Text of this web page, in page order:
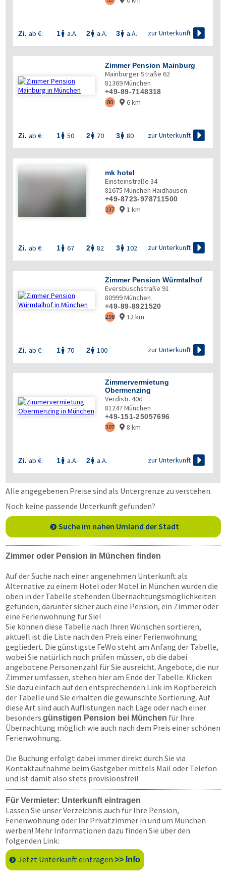
Zi. ab €: 1 a.A. 2 a.A. 3 a.A. zur Unterkunft 
Zimmer Pension Mainburg
Mainburger Straße 62
81369München
+49-89-7148318
80  6 km
Zi. ab €: 1 50 2 70 3 80 zur Unterkunft 
mk hotel
Einsteinstraße 34
81675 München Haidhausen
+49-8723-978711500
137  1 km
Zi. ab €: 1 67 2 82 3 102 zur Unterkunft 
Zimmer Pension Würmtalhof
Eversbuschstraße 91
80999München
+49-89-8921520
298  12 km
Zi. ab €: 1 70 2 100 zur Unterkunft 
Zimmervermietung
Obermenzing
Verdistr. 40d
81247München
+49-151-25057696
307  8 km
Zi. ab €: 1 a.A. 2 a.A. zur Unterkunft 
Alle angegebenen Preise sind als Untergrenze zu verstehen.
Noch keine passende Unterkunft gefunden?
Suche im nahen Umland der Stadt
Zimmer oder Pension in München finden
Auf der Suche nach einer angenehmen Unterkunft als
Alternative zu einem Hotel oder Motel in München wurden die
oben in der Tabelle stehenden Übernachtungsmöglichkeiten
gefunden, darunter sicher auch eine Pension, ein Zimmer oder
eine Ferienwohnung für Sie!
Sie können diese Tabelle nach Ihren Wünschen sortieren,
aktuell ist die Liste nach den Preis einer Ferienwohnung
gegliedert. Die günstigste FeWo steht am Anfang der Tabelle,
wobei Sie natürlich noch prüfen müssen, ob die dabei
angebotene Personenzahl für Sie ausreicht. Angebote, die nur
Zimmer umfassen, stehen hier am Ende der Tabelle. Klicken
Sie dazu einfach auf den entsprechenden Link im Kopfbereich
der Tabelle und Sie erhalten die gewünschte Sortierung. Auf
diese Art sind auch Auflistungen nach Lage oder nach einer
besonders günstigen Pension bei München für Ihre
Übernachtung möglich wie auch nach dem Preis einer schönen
Ferienwohnung.
Die Buchung erfolgt dabei immer direkt durch Sie via
Kontaktaufnahme beim Gastgeber mittels Mail oder Telefon
und ist damit also stets provisionsfrei!
Für Vermieter: Unterkunft eintragen
Lassen Sie unser Verzeichnis auch für Ihre Pension,
Ferienwohnung oder Ihr Privatzimmer in und um München
werben! Mehr Informationen dazu finden Sie über den
folgenden Link:
Jetzt Unterkunft eintragen>> Info